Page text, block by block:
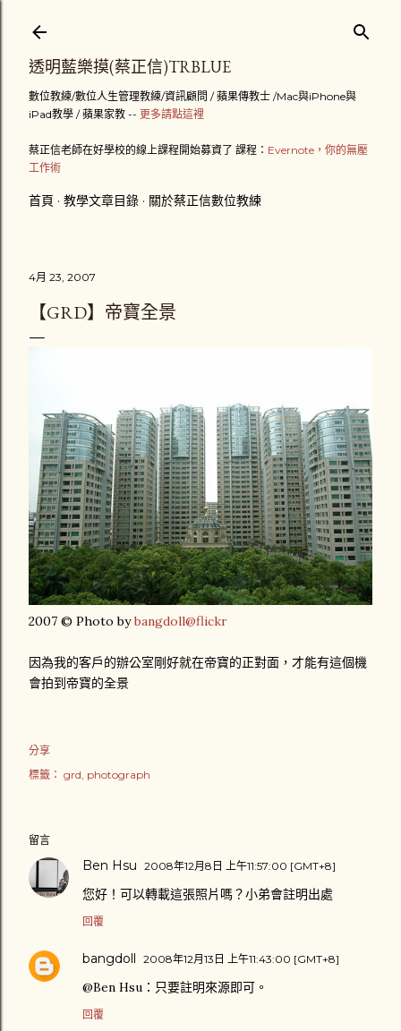
透明藍樂摸(蔡正信)TRBLUE
數位教練/數位人生管理教練/資訊顧問 / 蘋果傳教士 /Mac與iPhone與
iPad教學 / 蘋果家教 -- 更多請點這裡
蔡正信老師在好學校的線上課程開始募資了 課程： Evernote，你的無壓
工作術
首頁 教學文章目錄 關於蔡正信數位教練
4月 23, 2007
【GRD】帝寶全景
2007 © Photo bybangdoll@flickr
因為我的客戶的辦公室剛好就在帝寶的正對面，才能有這個機
會拍到帝寶的全景
分享
標籤： grd photograph
留言
Ben Hsu 2008年12月8日 上午11:57:00 [GMT+8]
您好！可以轉載這張照片嗎？小弟會註明出處
回覆
bangdoll 2008年12月13日 上午11:43:00 [GMT+8]
@Ben Hsu：只要註明來源即可。
回覆